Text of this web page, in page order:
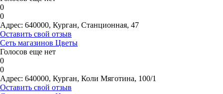
0
0
Адрес: 640000, Курган, Станционная, 47
Оставить свой отзыв
Сеть магазинов Цветы
Голосов еще нет
0
0
Адрес: 640000, Курган, Коли Мяготина, 100/1
Оставить свой отзыв